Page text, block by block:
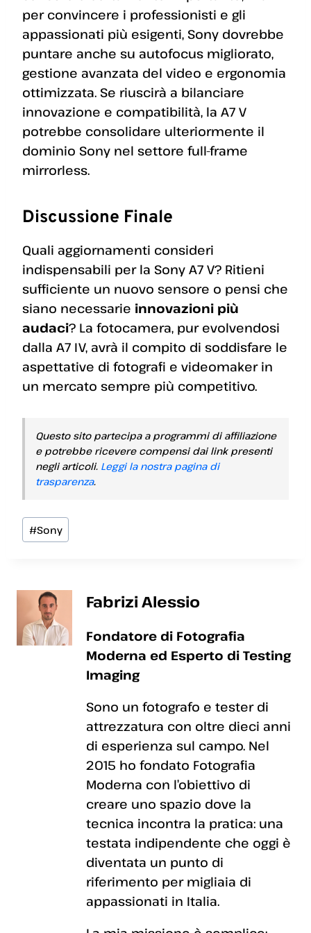
per convincere i professionisti e gli
appassionati più esigenti, Sony dovrebbe
puntare anche su autofocus migliorato,
gestione avanzata del video e ergonomia
ottimizzata. Se riuscirà a bilanciare
innovazione e compatibilità, la A7 V
potrebbe consolidare ulteriormente il
dominio Sony nel settore full-frame
mirrorless.
Discussione Finale
Quali aggiornamenti consideri
indispensabili per la Sony A7 V? Ritieni
sufficiente un nuovo sensore o pensi che
siano necessarie innovazioni più
audaci? La fotocamera, pur evolvendosi
dalla A7 IV, avrà il compito di soddisfare le
aspettative di fotografi e videomaker in
un mercato sempre più competitivo.
Questo sito partecipa a programmi di affiliazione
e potrebbe ricevere compensi dai link presenti
negli articoli. Leggi la nostra pagina di
trasparenza.
Tag
articolo:
#Sony
Fabrizi Alessio
Fondatore di Fotografia
Moderna ed Esperto di Testing
Imaging
Sono un fotografo e tester di
attrezzatura con oltre dieci anni
di esperienza sul campo. Nel
2015 ho fondato Fotografia
Moderna con l’obiettivo di
creare uno spazio dove la
tecnica incontra la pratica: una
testata indipendente che oggi è
diventata un punto di
riferimento per migliaia di
appassionati in Italia.